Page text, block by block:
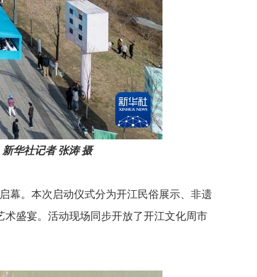
华社记者 张涛 摄
幕。本次启动仪式分为开江民俗展示、非遗
盛宴。活动现场同步开放了开江文化周市